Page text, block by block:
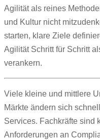
Agilität als reines
und Kultur nicht
starten, klare Ziele
Agilität Schritt für Schritt
verankern.
Viele kleine und mittlere
Märkte ändern sich
Services. Fachkräfte sind
Anforderungen an